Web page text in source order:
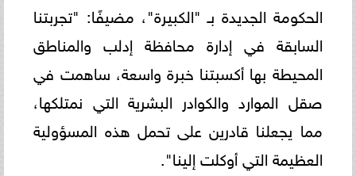
الحكومة الجديدة بـ "الكبيرة"، مضيفًا: "تجربتنا
السابقة في إدارة محافظة إدلب والمناطق
المحيطة بها أكسبتنا خبرة واسعة، ساهمت في
صقل الموارد والكوادر البشرية التي نمتلكها،
مما يجعلنا قادرين على تحمل هذه المسؤولية
العظيمة التي أوكلت إلينا".